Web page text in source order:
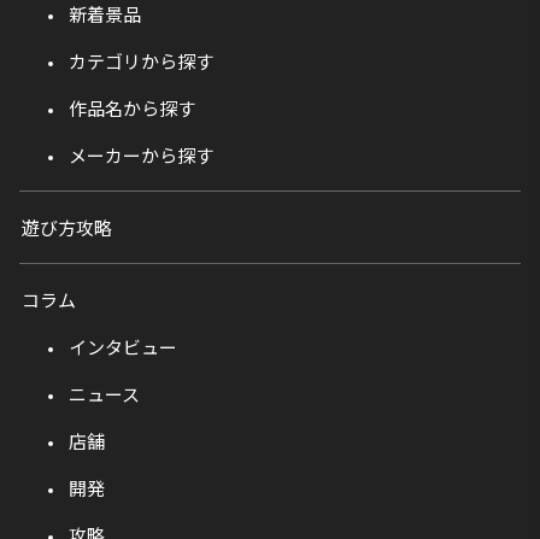
新着景品
カテゴリから探す
作品名から探す
メーカーから探す
遊び方攻略
コラム
インタビュー
ニュース
店舗
開発